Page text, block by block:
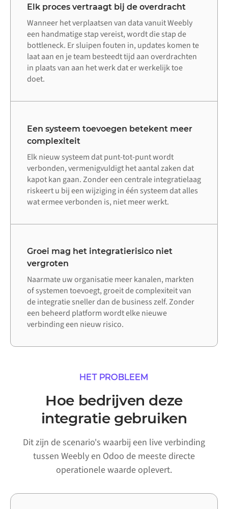
Elk proces vertraagt bij de overdracht
Wanneer het verplaatsen van data vanuit Weebly
een handmatige stap vereist, wordt die stap de
bottleneck. Er sluipen fouten in, updates komen te
laat aan en je team besteedt tijd aan overdrachten
in plaats van aan het werk dat er werkelijk toe
doet.
Een systeem toevoegen betekent meer
complexiteit
Elk nieuw systeem dat punt-tot-punt wordt
verbonden, vermenigvuldigt het aantal zaken dat
kapot kan gaan. Zonder een centrale integratielaag
riskeert u bij een wijziging in één systeem dat alles
wat ermee verbonden is, niet meer werkt.
Groei mag het integratierisico niet
vergroten
Naarmate uw organisatie meer kanalen, markten
of systemen toevoegt, groeit de complexiteit van
de integratie sneller dan de business zelf. Zonder
een beheerd platform wordt elke nieuwe
verbinding een nieuw risico.
HET PROBLEEM
Hoe bedrijven deze
integratie gebruiken
Dit zijn de scenario's waarbij een live verbinding
tussen Weebly en Odoo de meeste directe
operationele waarde oplevert.